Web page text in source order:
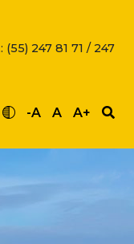
247 81 71 / 247
-A A A+